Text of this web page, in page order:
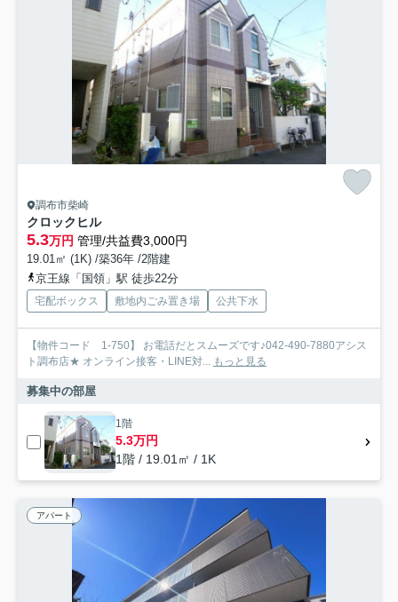
調布市柴崎
クロックヒル
5.3万円 管理/共益費3,000円
19.01㎡ (1K) /築36年 /2階建
京王線「国領」駅 徒歩22分
宅配ボックス 敷地内ごみ置き場 公共下水
【物件コード 1-750】 お電話だとスムーズです♪042-490-7880アシス
ト調布店★ オンライン接客・LINE対... もっと見る
募集中の部屋
1階
5.3万円
1階 / 19.01㎡ / 1K
アパート